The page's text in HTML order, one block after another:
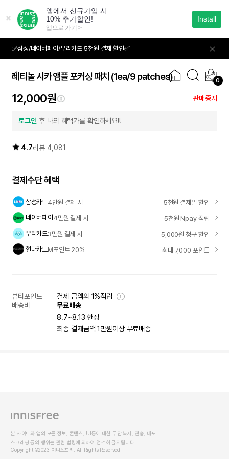
가
✅삼성/네이버페이/우리카드 5천원 결제 할인✅
0
01 02
레티놀 시카 앰플 포커싱 패치 (1ea/9 patches)
12,000원 판매중지
로그인 후 나의 혜택가를 확인하세요!!
4.7리뷰 4,081
결제수단 혜택
삼성카드4만원 결제 시
5천원 결제일 할인
네이버페이4만원 결제 시
5천원 Npay 적립
우리카드3만원 결제 시
5,000원 청구 할인
현대카드M포인트 20% 최대 7,000 포인트
뷰티포인트
결제 금액의 1%적립
배송비
무료배송
8.7~8.13 한정
최종 결제금액 1만원이상 무료배송
본 사이트와 앱의 모든 정보, 콘텐츠, UI등에 대한 무단 복제, 전송, 배포
스크래핑 등의 행위는 관련 법령에 의하여 엄격히 금지됩니다.
Copyright ©2023 이니스프리. All Rights Reserved